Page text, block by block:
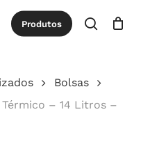
Produtos
procurar
Close
Bolsas
– 14 Litros –